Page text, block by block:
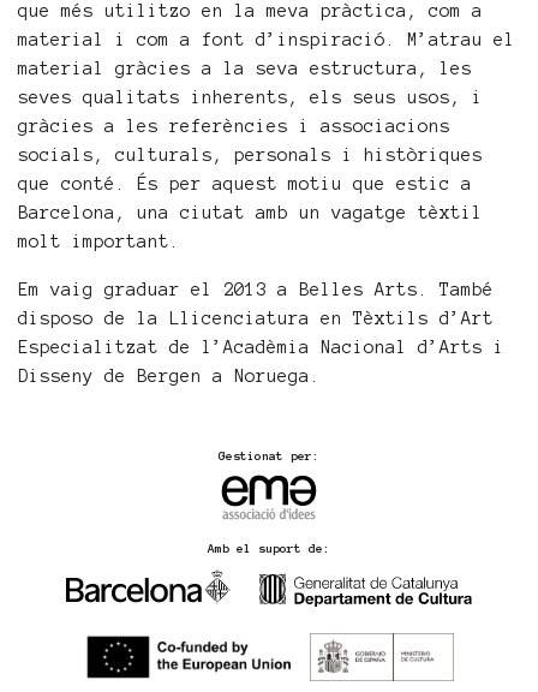
que més utilitzo en la meva pràctica, com a
material i com a font d’inspiració. M’atrau el
material gràcies a la seva estructura, les
seves qualitats inherents, els seus usos, i
gràcies a les referències i associacions
socials, culturals, personals i històriques
que conté. És per aquest motiu que estic a
Barcelona, una ciutat amb un vagatge tèxtil
molt important.
Em vaig graduar el 2013 a Belles Arts. També
disposo de la Llicenciatura en Tèxtils d’Art
Especialitzat de l’Acadèmia Nacional d’Arts i
Disseny de Bergen a Noruega.
Gestionat per:
Amb el suport de: